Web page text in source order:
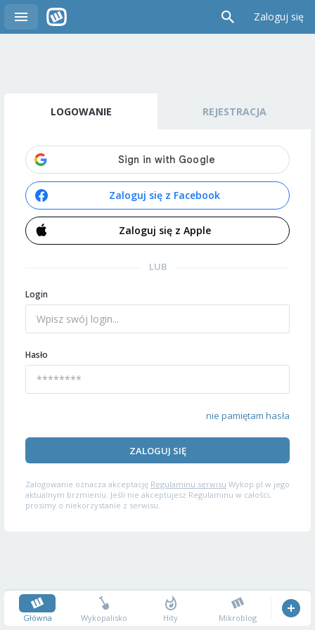
Zaloguj się
LOGOWANIE REJESTRACJA
Zaloguj się z Facebook
Zaloguj się z Apple
LUB
Login
Hasło
nie pamiętam hasła
ZALOGUJ SIĘ
Zalogowanie oznacza akceptację Regulaminu serwisu Wykop.pl w jego
aktualnym brzmieniu. Jeśli nie akceptujesz Regulaminu w całości,
prosimy o niekorzystanie z serwisu.
Główna Wykopalisko Hity Mikroblog